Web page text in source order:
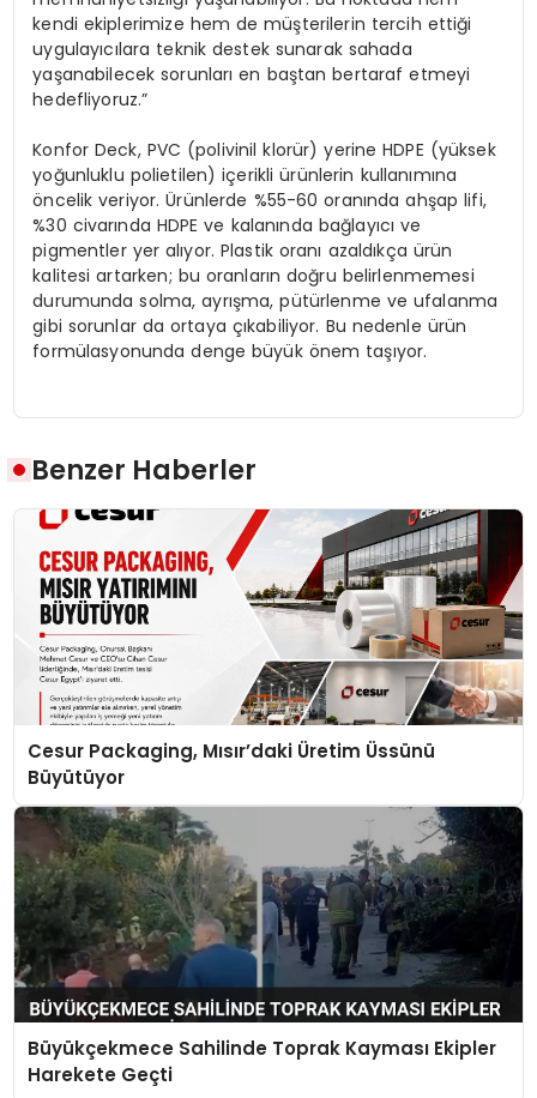
kendi ekiplerimize hem de müşterilerin tercih ettiği
uygulayıcılara teknik destek sunarak sahada
yaşanabilecek sorunları en baştan bertaraf etmeyi
hedefliyoruz.”
Konfor Deck, PVC (polivinil klorür) yerine HDPE (yüksek
yoğunluklu polietilen) içerikli ürünlerin kullanımına
öncelik veriyor. Ürünlerde %55-60 oranında ahşap lifi,
%30 civarında HDPE ve kalanında bağlayıcı ve
pigmentler yer alıyor. Plastik oranı azaldıkça ürün
kalitesi artarken; bu oranların doğru belirlenmemesi
durumunda solma, ayrışma, pütürlenme ve ufalanma
gibi sorunlar da ortaya çıkabiliyor. Bu nedenle ürün
formülasyonunda denge büyük önem taşıyor.
Benzer Haberler
Cesur Packaging, Mısır’daki Üretim Üssünü
Büyütüyor
Büyükçekmece Sahilinde Toprak Kayması Ekipler
Harekete Geçti